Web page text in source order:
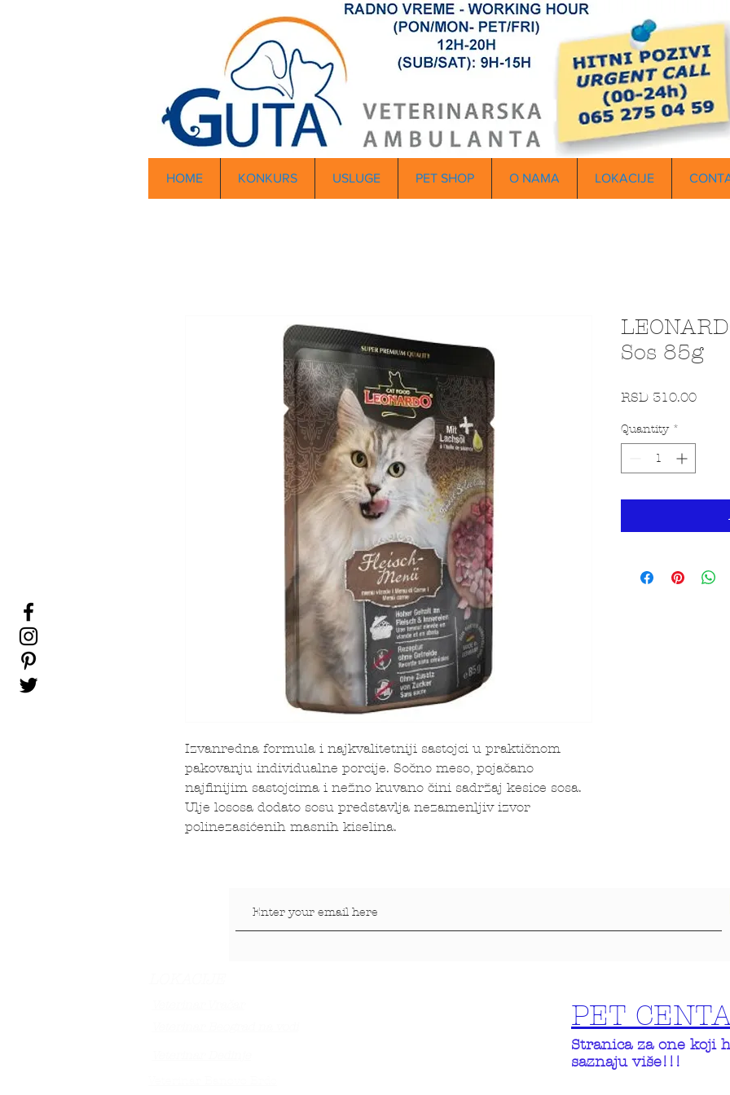
HOME KONKURS USLUGE PET SHOP O NAMA LOKACIJE
Izvanredna formula i najkvalitetniji sastojci u praktičnom
pakovanju individualne porcije. Sočno meso, pojačano
najfinijim sastojcima i nežno kuvano čini sadržaj kesice sosa.
Ulje lososa dodato sosu predstavlja nezamenljiv izvor
polinezasićenih masnih kiselina.
Sos 85g
RSD 310.00Price
Quantity *
PET
Stranica za one koji
saznaju više!!!